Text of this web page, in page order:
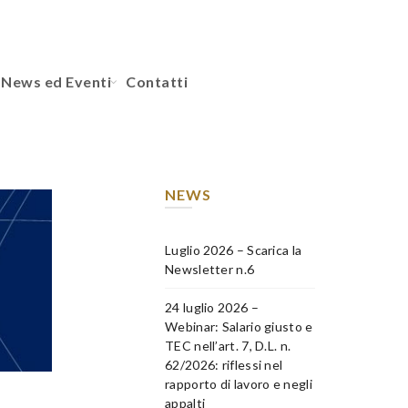
News ed Eventi Contatti
NEWS
Luglio 2026 – Scarica la
Newsletter n.6
24 luglio 2026 –
Webinar: Salario giusto e
TEC nell’art. 7, D.L. n.
62/2026: riflessi nel
rapporto di lavoro e negli
appalti